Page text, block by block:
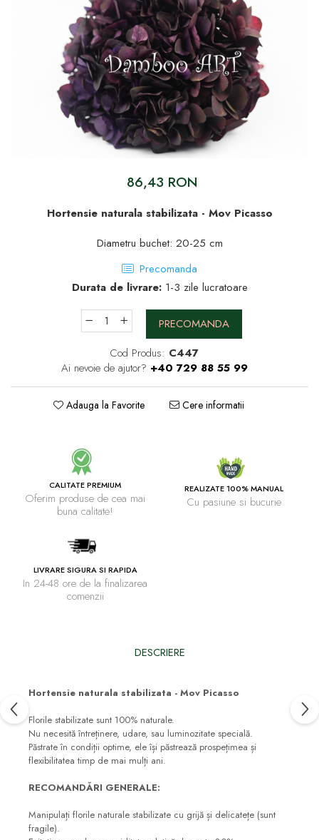
86,43 RON
Hortensie naturala stabilizata - Mov Picasso
Diametru buchet: 20-25 cm
Precomanda
Durata de livrare:1-3 zile lucratoare
PRECOMANDA
Cod Produs: C447
Ai nevoie de ajutor? +40 729 88 55 99
Adauga la Favorite Cere informatii
CALITATE PREMIUM
Oferim produse de cea mai
buna calitate!
REALIZATE 100% MANUAL
Cu pasiune si bucurie
LIVRARE SIGURA SI RAPIDA
In 24-48 ore de la finalizarea
comenzii
DESCRIERE
Hortensie naturala stabilizata - Mov Picasso
Florile stabilizate sunt 100% naturale.
Nu necesită întreținere, udare, sau luminozitate specială.
Păstrate în condiții optime, ele își păstrează prospețimea și
flexibilitatea timp de mai mulți ani.
RECOMANDĂRI GENERALE:
Manipulați florile naturale stabilizate cu grijă și delicatețe (sunt
fragile).